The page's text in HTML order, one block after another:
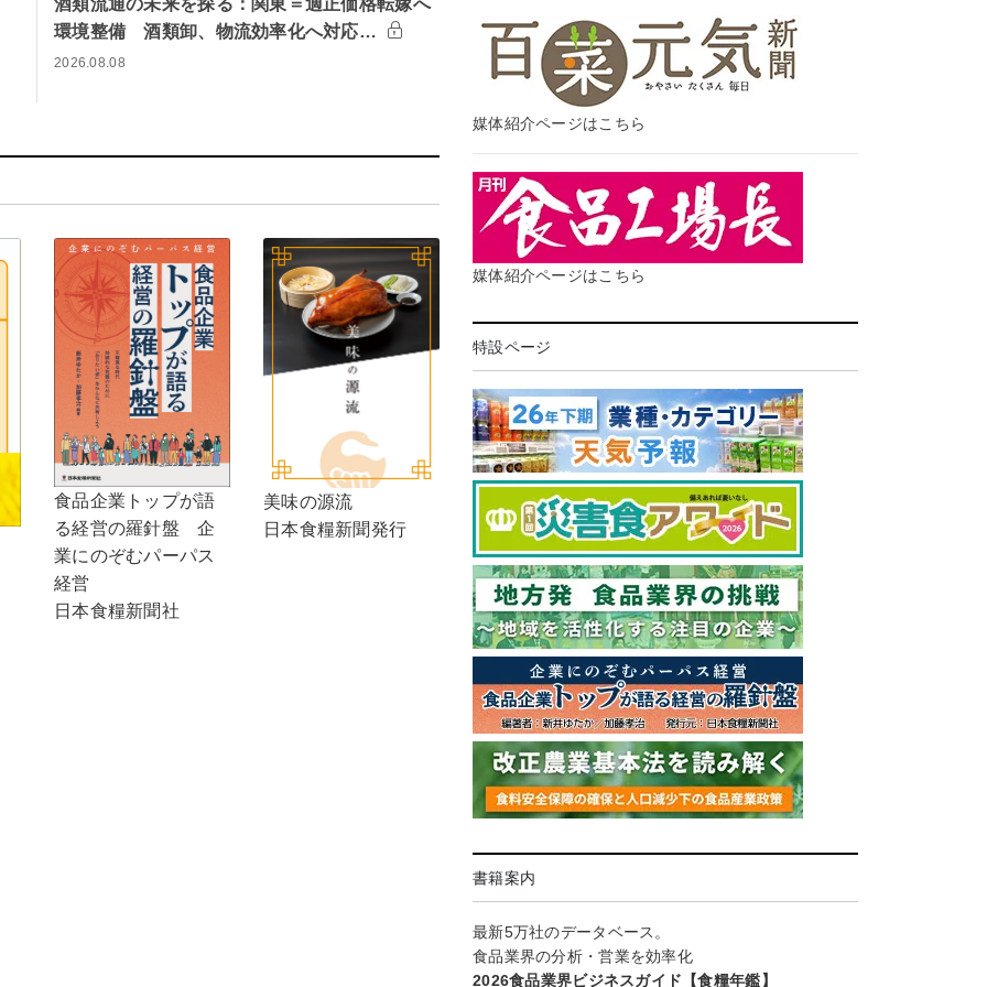
酒類流通の未来を探る：関東＝適正価格転嫁へ
環境整備 酒類卸、物流効率化へ対応…
2026.08.08
食品企業トップが語
る経営の羅針盤 企
業にのぞむパーパス
経営
日本食糧新聞社
美味の源流
日本食糧新聞発行
媒体紹介ページはこちら
媒体紹介ページはこちら
特設ページ
書籍案内
最新5万社のデータベース。
食品業界の分析・営業を効率化
2026食品業界ビジネスガイド【食糧年鑑】